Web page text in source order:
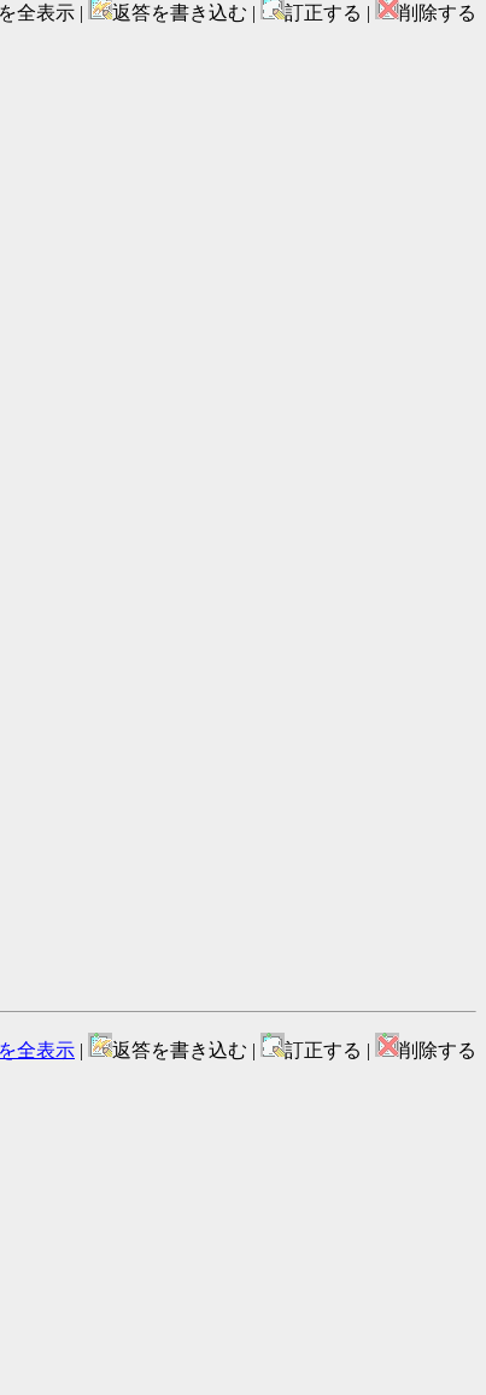
全表示 | 返答を書き込む | 訂正する | 削除する
全表示 | 返答を書き込む | 訂正する | 削除する